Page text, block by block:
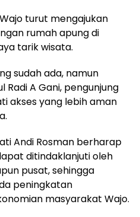
turut mengajukan
rumah apung di
tarik wisata.
sudah ada, namun
A Gani, pengunjung
akses yang lebih aman
Andi Rosman berharap
ditindaklanjuti oleh
pusat, sehingga
peningkatan
masyarakat Wajo.